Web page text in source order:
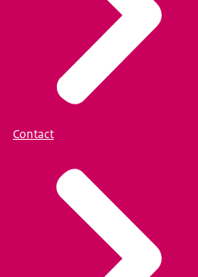
https://zetookdeknopom.nl/
Contact